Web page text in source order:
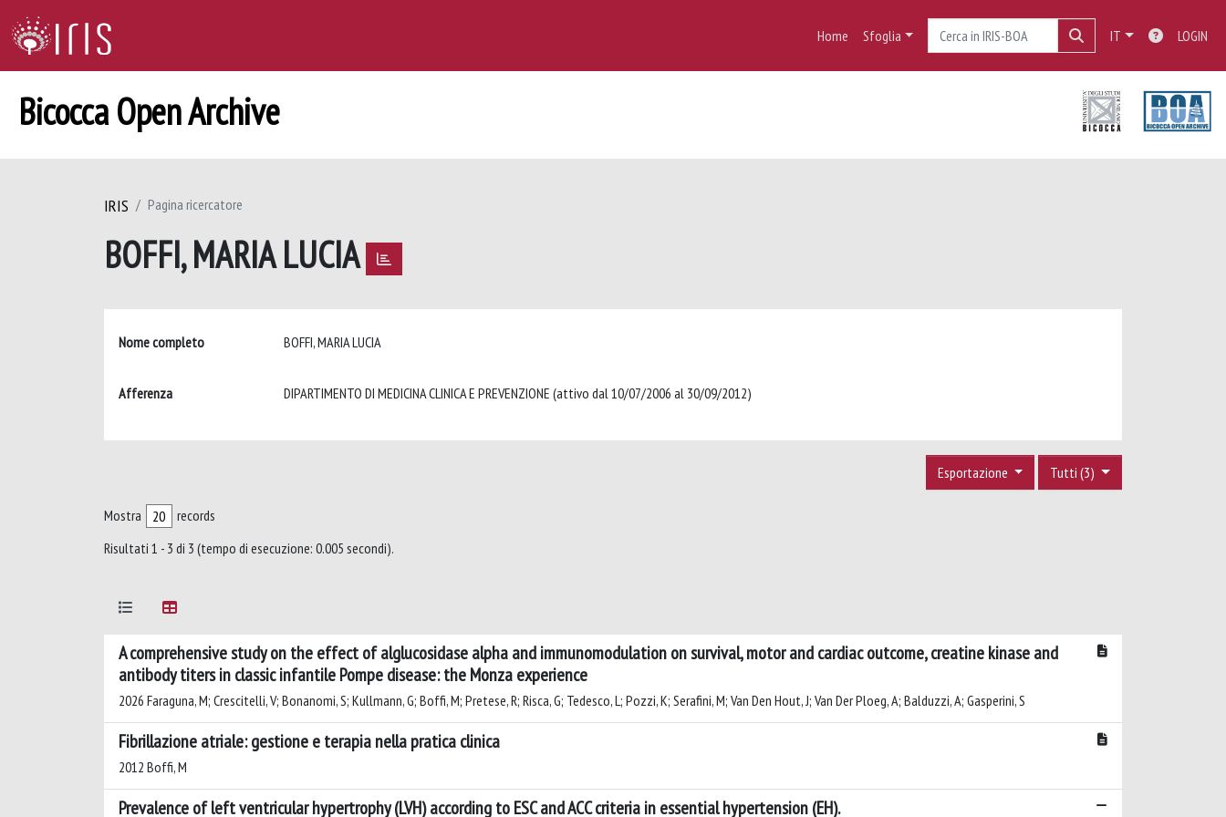
Home Sfoglia IT LOGIN
Bicocca Open Archive
IRIS Pagina ricercatore
BOFFI, MARIA LUCIA
Nome completo BOFFI, MARIA LUCIA
Afferenza DIPARTIMENTO DI MEDICINA CLINICA E PREVENZIONE (attivo dal 10/07/2006 al 30/09/2012)
Tutti (3)
Esportazione
Mostra
records
Risultati 1 - 3 di 3 (tempo di esecuzione: 0.005 secondi).
A comprehensive study on the effect of alglucosidase alpha and immunomodulation on survival, motor and cardiac outcome, creatine kinase and
antibody titers in classic infantile Pompe disease: the Monza experience
2026 Faraguna, M; Crescitelli, V; Bonanomi, S; Kullmann, G; Boffi, M; Pretese, R; Risca, G; Tedesco, L; Pozzi, K; Serafini, M; Van Den Hout, J; Van Der Ploeg, A; Balduzzi, A; Gasperini, S
Fibrillazione atriale: gestione e terapia nella pratica clinica
2012 Boffi, M
Prevalence of left ventricular hypertrophy (LVH) according to ESC and ACC criteria in essential hypertension (EH).